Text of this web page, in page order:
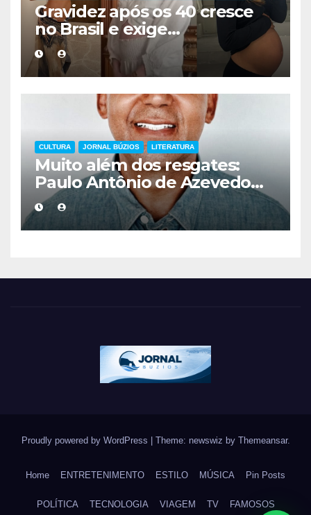
Gravidez após os 40 cresce
no Brasil e exige
acompanhamento médico
mais cuidadoso
CULTURA JORNAL BÚZIOS LITERATURA
Muito além dos resgates:
Paulo Antônio de Azevedo
eterniza a coragem, a
humanidade e a missão dos
guarda-vidas na literatura
Proudly powered by WordPress Theme: newswiz by Themeansar.
Home ENTRETENIMENTO ESTILO MÚSICA Pin Posts
POLÍTICA TECNOLOGIA VIAGEM TV FAMOSOS